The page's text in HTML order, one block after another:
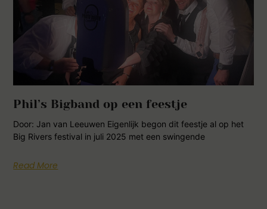
Phil’s Bigband op een feestje
Door: Jan van Leeuwen Eigenlijk begon dit feestje al op het
Big Rivers festival in juli 2025 met een swingende
Read More